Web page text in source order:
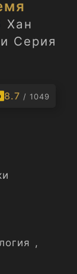
Хан
Серия
8.7 / 1049
,